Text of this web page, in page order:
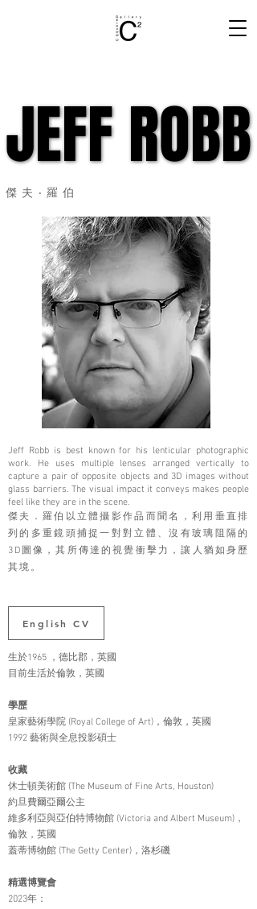
JEFF ROBB
JEFF ROBB
傑夫‧羅伯
Jeff Robb is best known for his lenticular photographic
work. He uses multiple lenses arranged vertically to
capture a pair of opposite objects and 3D images without
glass barriers. The visual impact it conveys makes people
feel like they are in the scene.
傑夫．羅伯以⽴體攝影作品而聞名，利⽤垂直排
列的多重鏡頭捕捉⼀對對⽴體、沒有玻璃阻隔的
3D圖像，其所傳達的視覺衝擊⼒，讓⼈猶如⾝歷
其境。
English CV
生於1965 ，德比郡，英國
目前生活於倫敦，英國
學歷
皇家藝術學院 (Royal College of Art)，倫敦，英國
1992 藝術與全息投影碩士
收藏
休士頓美術館 (The Museum of Fine Arts, Houston)
約旦費爾亞爾公主
維多利亞與亞伯特博物館 (Victoria and Albert Museum)，
倫敦，英國
蓋蒂博物館 (The Getty Center)，洛杉磯
精選博覽會
2023年：